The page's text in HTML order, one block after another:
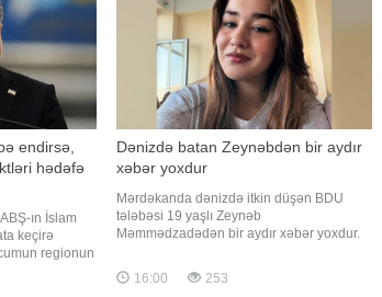
endirsə,
hədəfə
ın İslam
keçirə
regionun
yönəlmiş
barədə
Dənizdə batan Zeynəbdən bir aydır
xəbər yoxdur
Mərdəkanda dənizdə itkin düşən BDU
tələbəsi 19 yaşlı Zeynəb
Məmmədzadədən bir aydır xəbər yoxdur.
tələbənin yaxını Üzeyir Eldar Cəfərov
sosial şəbəkə hesabında paylaşım edib.
16:00 253